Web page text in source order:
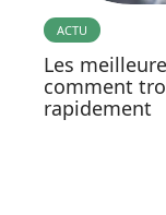
ACTU
Les
comment
rapidement